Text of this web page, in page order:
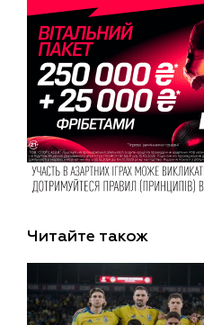
Читайте також